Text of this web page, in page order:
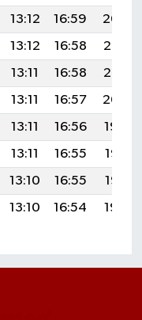
13:12 16:59
20:04
13:12 16:58
20:03
13:11 16:58
20:02
13:11 16:57
20:00
13:11 16:56
19:59
13:11 16:55
19:57
13:10 16:55
19:56
13:10 16:54 19:54